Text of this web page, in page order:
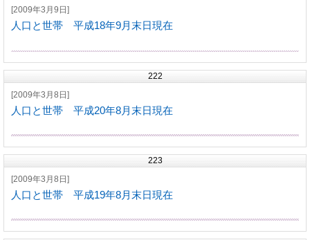
[2009年3月9日]
人口と世帯 平成18年9月末日現在
222
[2009年3月8日]
人口と世帯 平成20年8月末日現在
223
[2009年3月8日]
人口と世帯 平成19年8月末日現在